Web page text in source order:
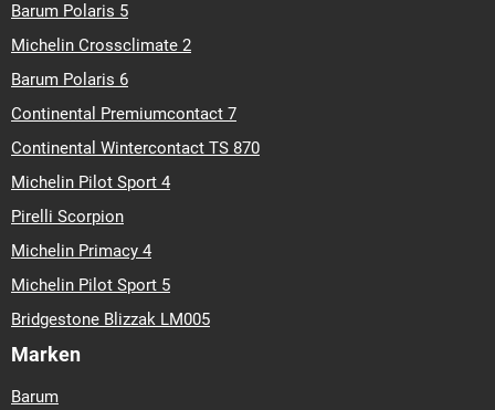
Barum Polaris 5
Michelin Crossclimate 2
Barum Polaris 6
Continental Premiumcontact 7
Continental Wintercontact TS 870
Michelin Pilot Sport 4
Pirelli Scorpion
Michelin Primacy 4
Michelin Pilot Sport 5
Bridgestone Blizzak LM005
Marken
Barum